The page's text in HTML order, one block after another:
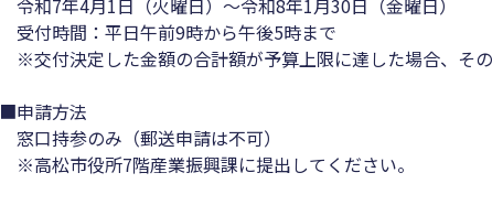
受付時間：平日午前9時から午後5時まで
※交付決定した金額の合計額が予算上限に達した場合、そ
■申請方法
窓口持参のみ（郵送申請は不可）
※高松市役所7階産業振興課に提出してください。